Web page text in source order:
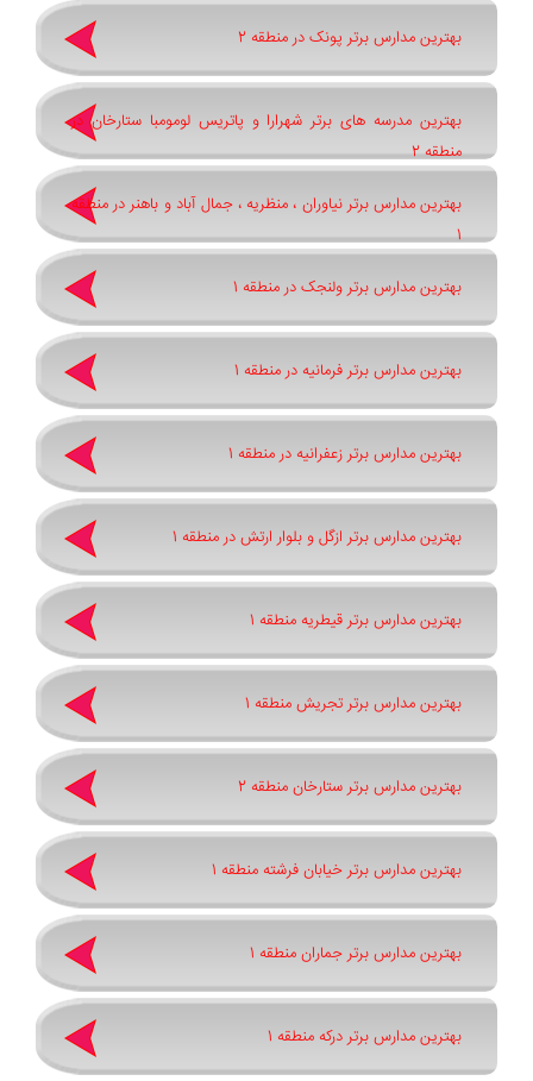
بهترین مدارس برتر پونک در منطقه 2
بهترین مدرسه های برتر شهرارا و پاتريس لومومبا ستارخان در
منطقه 2
بهترین مدارس برتر نیاوران ، منظریه ، جمال آباد و باهنر در منطقه
1
بهترین مدارس برتر ولنجک در منطقه 1
بهترین مدارس برتر فرمانیه در منطقه 1
بهترین مدارس برتر زعفرانیه در منطقه 1
بهترین مدارس برتر ازگل و بلوار ارتش در منطقه 1
بهترین مدارس برتر قیطریه منطقه 1
بهترین مدارس برتر تجریش منطقه 1
بهترین مدارس برتر ستارخان منطقه 2
بهترین مدارس برتر خیابان فرشته منطقه 1
بهترین مدارس برتر جماران منطقه 1
بهترین مدارس برتر درکه منطقه 1